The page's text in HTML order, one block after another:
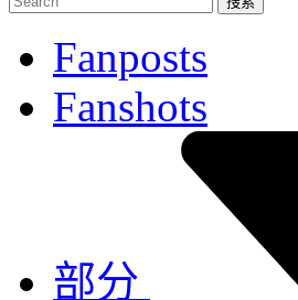
Fanposts
Fanshots
部分